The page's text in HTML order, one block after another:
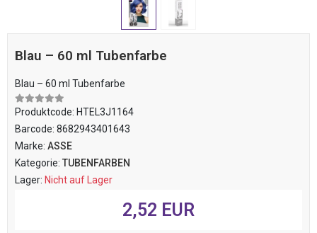
Blau – 60 ml Tubenfarbe
Blau – 60 ml Tubenfarbe
Produktcode: HTEL3J1164
Barcode: 8682943401643
Marke: ASSE
Kategorie: TUBENFARBEN
Lager: Nicht auf Lager
2,52 EUR